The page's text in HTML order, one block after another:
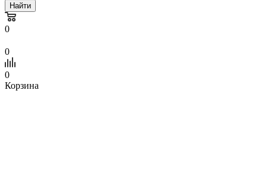
Найти
0
0
0
Корзина